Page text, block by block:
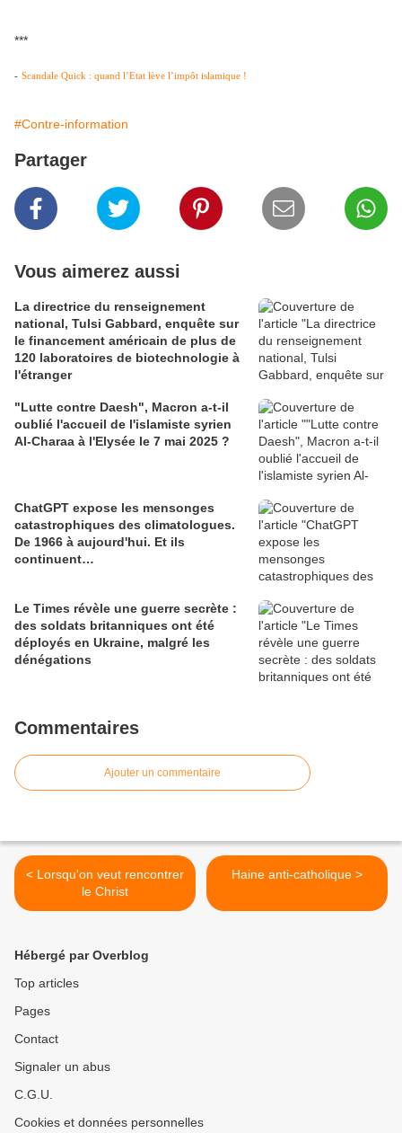
***
- Scandale Quick : quand l’Etat lève l’impôt islamique !
#Contre-information
Partager
Vous aimerez aussi
La directrice du renseignement
national, Tulsi Gabbard, enquête sur
le financement américain de plus de
120 laboratoires de biotechnologie à
l'étranger
"Lutte contre Daesh", Macron a-t-il
oublié l'accueil de l'islamiste syrien
Al-Charaa à l'Elysée le 7 mai 2025 ?
ChatGPT expose les mensonges
catastrophiques des climatologues.
De 1966 à aujourd'hui. Et ils
continuent…
Le Times révèle une guerre secrète :
des soldats britanniques ont été
déployés en Ukraine, malgré les
dénégations
Commentaires
Ajouter un commentaire
< Lorsqu'on veut rencontrer
le Christ
Haine anti-catholique >
Hébergé par Overblog
Top articles
Pages
Contact
Signaler un abus
C.G.U.
Cookies et données personnelles